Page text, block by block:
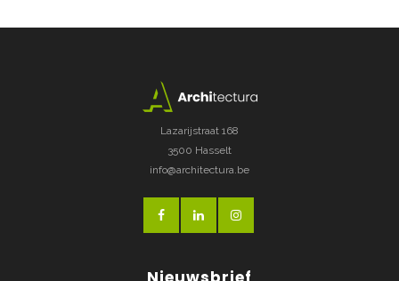
Lazarijstraat 168
3500 Hasselt
info@architectura.be